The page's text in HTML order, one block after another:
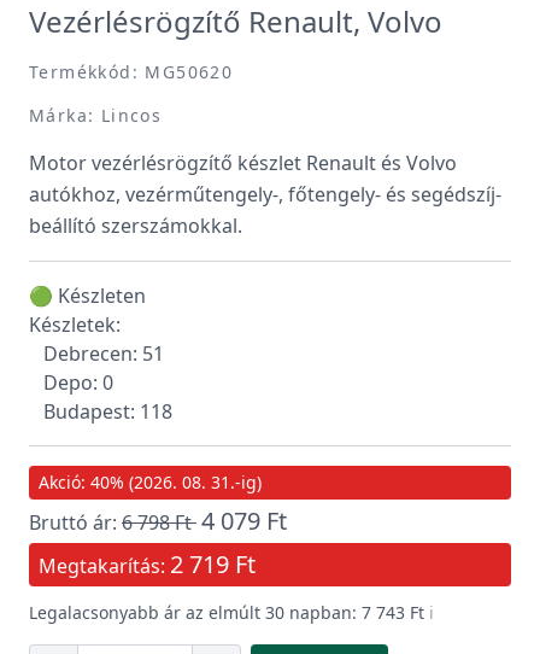
Vezérlésrögzítő Renault, Volvo
Termékkód: MG50620
Márka: Lincos
Motor vezérlésrögzítő készlet Renault és Volvo
autókhoz, vezérműtengely-, főtengely- és segédszíj-
beállító szerszámokkal.
🟢 Készleten
Készletek:
Debrecen: 51
Depo: 0
Budapest: 118
Akció: 40% (2026. 08. 31.-ig)
Bruttó ár: 6 798 Ft4 079 Ft
Megtakarítás: 2 719 Ft
Legalacsonyabb ár az elmúlt 30 napban: 7 743 Ft ℹ️